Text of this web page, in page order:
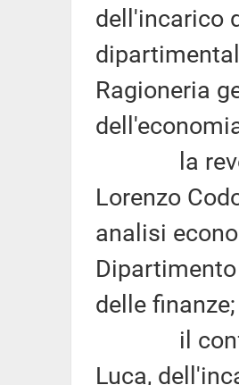
dell'incarico
Ragioneria
la revoca
Lorenzo
analisi
delle finanze;
il
Luca,